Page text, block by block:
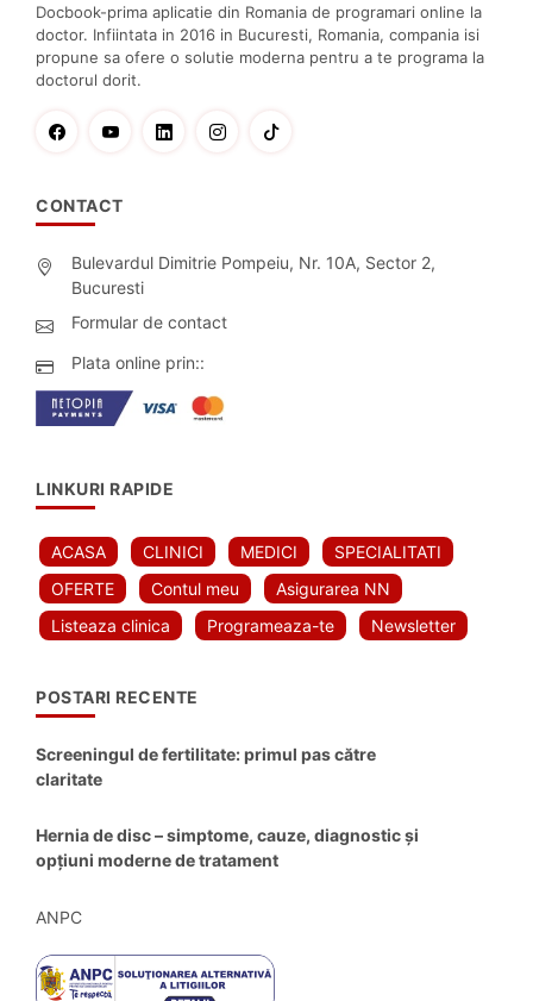
Docbook-prima aplicatie din Romania de programari online la
doctor. Infiintata in 2016 in Bucuresti, Romania, compania isi
propune sa ofere o solutie moderna pentru a te programa la
doctorul dorit.
CONTACT
Bulevardul Dimitrie Pompeiu, Nr. 10A, Sector 2,
Bucuresti
Formular de contact
Plata online prin::
LINKURI RAPIDE
ACASA CLINICI MEDICI
SPECIALITATI
OFERTE
Contul meu
Asigurarea NN
Listeaza clinica
Programeaza-te Newsletter
POSTARI RECENTE
Screeningul de fertilitate: primul pas către
claritate
Hernia de disc – simptome, cauze, diagnostic și
opțiuni moderne de tratament
ANPC